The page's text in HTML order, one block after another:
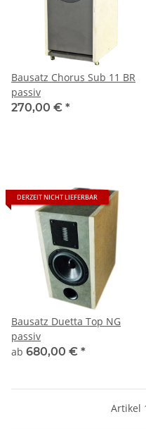
Bausatz Chorus Sub 11 BR
passiv
270,00 € *
DERZEIT NICHT LIEFERBAR
Bausatz Duetta Top NG
passiv
ab 680,00 € *
Artikel